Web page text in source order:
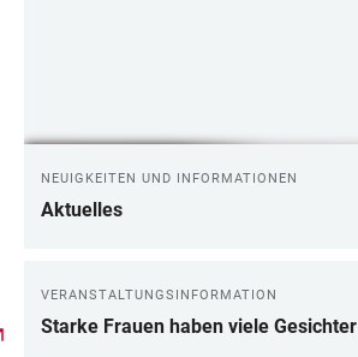
NEUIGKEITEN UND INFORMATIONEN
Aktuelles
VERANSTALTUNGSINFORMATION
Starke Frauen haben viele Gesichter